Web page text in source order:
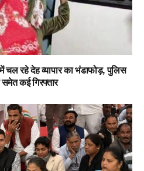
रहे देह व्यापार का भंडाफोड़, पुलिस
कई गिरफ्तार